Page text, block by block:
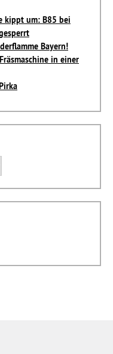
kippt um: B85 bei
Bayern!
in einer